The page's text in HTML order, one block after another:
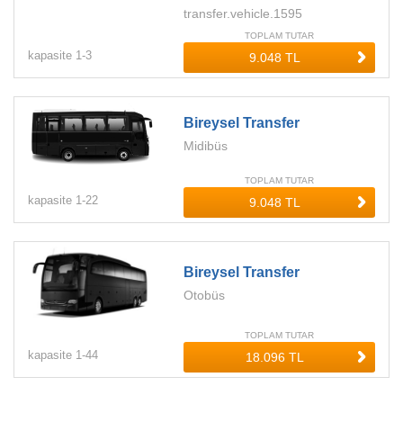
transfer.vehicle.1595
kapasite 1-3
TOPLAM TUTAR
Bireysel Transfer
Midibüs
kapasite 1-22
TOPLAM TUTAR
Bireysel Transfer
Otobüs
kapasite 1-44
TOPLAM TUTAR